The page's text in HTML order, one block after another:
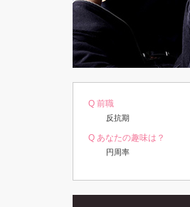
Q 前職
反抗期
Q あなたの趣味は？
円周率